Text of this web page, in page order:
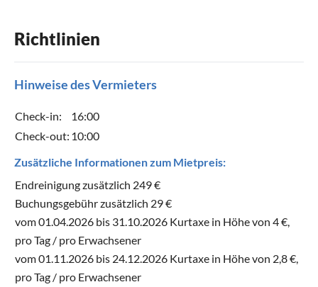
Richtlinien
Hinweise des Vermieters
Check-in:
16:00
Check-out: 10:00
Zusätzliche Informationen zum Mietpreis:
Endreinigung zusätzlich 249 €
Buchungsgebühr zusätzlich 29 €
vom 01.04.2026 bis 31.10.2026 Kurtaxe in Höhe von 4 €,
pro Tag / pro Erwachsener
vom 01.11.2026 bis 24.12.2026 Kurtaxe in Höhe von 2,8 €,
pro Tag / pro Erwachsener